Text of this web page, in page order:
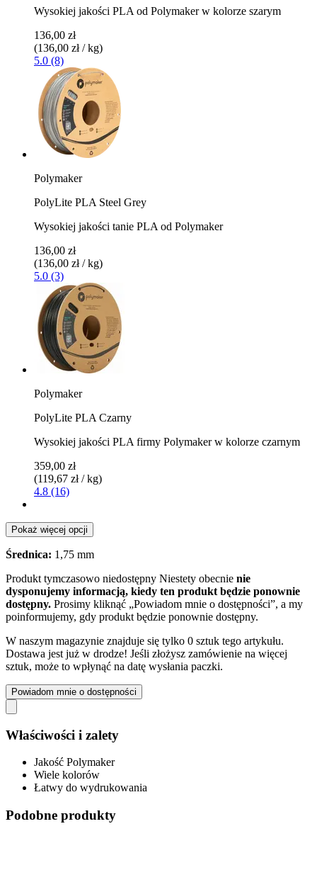
Wysokiej jakości PLA od Polymaker w kolorze szarym
136,00 zł
(136,00 zł / kg)
5.0 (8)
Polymaker
PolyLite PLA Steel Grey
Wysokiej jakości tanie PLA od Polymaker
136,00 zł
(136,00 zł / kg)
5.0 (3)
Polymaker
PolyLite PLA Czarny
Wysokiej jakości PLA firmy Polymaker w kolorze czarnym
359,00 zł
(119,67 zł / kg)
4.8 (16)
Pokaż więcej opcji
Średnica: 1,75 mm
Produkt tymczasowo niedostępny Niestety obecnie nie
dysponujemy informacją, kiedy ten produkt będzie ponownie
dostępny. Prosimy kliknąć „Powiadom mnie o dostępności”, a my
poinformujemy, gdy produkt będzie ponownie dostępny.
W naszym magazynie znajduje się tylko 0 sztuk tego artykułu.
Dostawa jest już w drodze! Jeśli złożysz zamówienie na więcej
sztuk, może to wpłynąć na datę wysłania paczki.
Powiadom mnie o dostępności
Właściwości i zalety
Jakość Polymaker
Wiele kolorów
Łatwy do wydrukowania
Podobne produkty